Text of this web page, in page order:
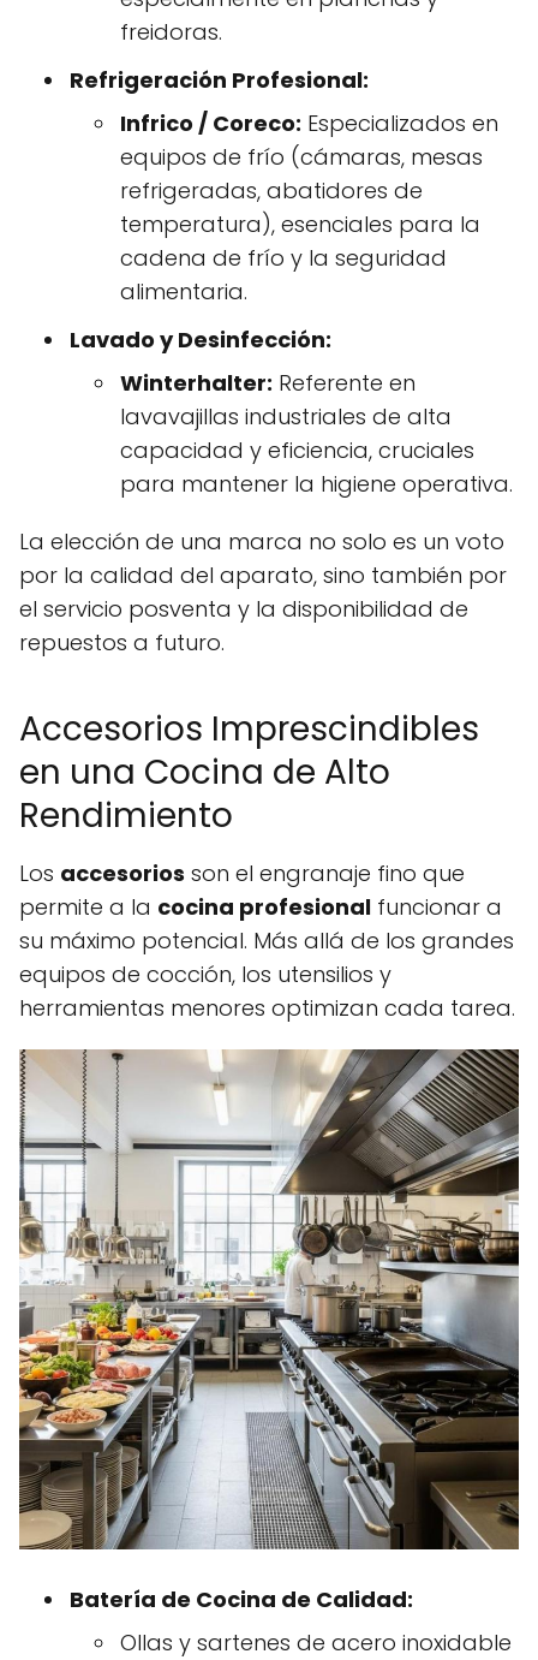
freidoras.
Refrigeración Profesional:
Infrico / Coreco: Especializados en
equipos de frío (cámaras, mesas
refrigeradas, abatidores de
temperatura), esenciales para la
cadena de frío y la seguridad
alimentaria.
Lavado y Desinfección:
Winterhalter: Referente en
lavavajillas industriales de alta
capacidad y eficiencia, cruciales
para mantener la higiene operativa.
La elección de una marca no solo es un voto
por la calidad del aparato, sino también por
el servicio posventa y la disponibilidad de
repuestos a futuro.
Accesorios Imprescindibles
en una Cocina de Alto
Rendimiento
Los accesorios son el engranaje fino que
permite a la cocina profesional funcionar a
su máximo potencial. Más allá de los grandes
equipos de cocción, los utensilios y
herramientas menores optimizan cada tarea.
Batería de Cocina de Calidad:
Ollas y sartenes de acero inoxidable